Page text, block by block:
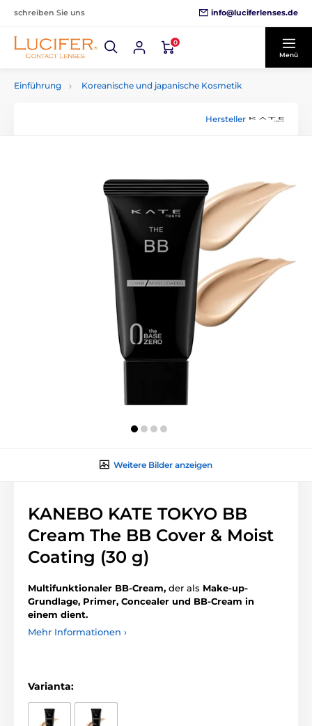
schreiben Sie uns info@luciferlenses.de
0
Menü
Einführung Koreanische und japanische Kosmetik
Hersteller
Weitere Bilder anzeigen
KANEBO KATE TOKYO BB
Cream The BB Cover & Moist
Coating (30 g)
Multifunktionaler BB-Cream, der als Make-up-
Grundlage, Primer, Concealer und BB-Cream in
einem dient.
Mehr Informationen ›
Varianta: